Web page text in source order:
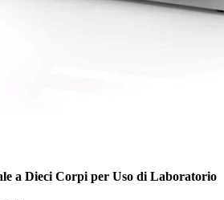
a Dieci Corpi per Uso di Laboratorio